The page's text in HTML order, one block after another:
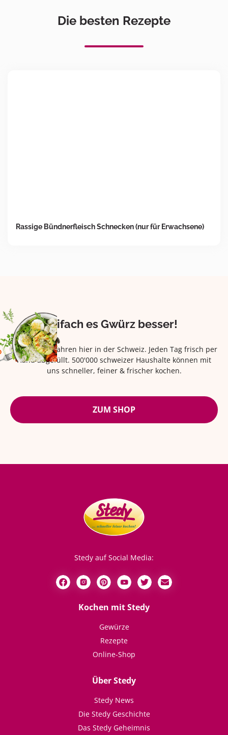
Die besten Rezepte
Rassige Bündnerfleisch Schnecken (nur für Erwachsene)
Eifach es Gwürz besser!
Seit über 42 Jahren hier in der Schweiz. Jeden Tag frisch per
Hand abgefüllt. 500'000 schweizer Haushalte können mit
uns schneller, feiner & frischer kochen.
ZUM SHOP
Stedy auf Social Media:
Kochen mit Stedy
Gewürze
Rezepte
Online-Shop
Über Stedy
Stedy News
Die Stedy Geschichte
Das Stedy Geheimnis